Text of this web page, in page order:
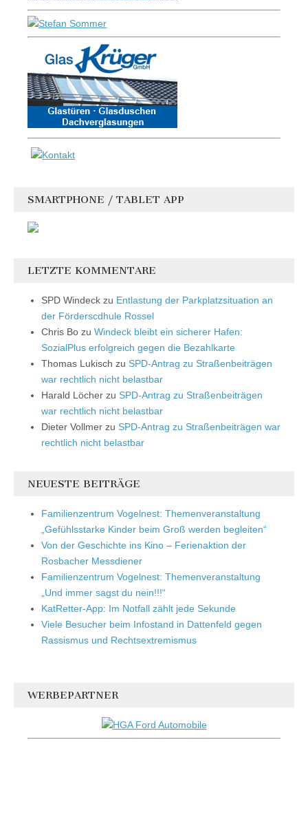
SMARTPHONE / TABLET APP
LETZTE KOMMENTARE
SPD Windeck zu Entlastung der Parkplatzsituation an
der Förderscdhule Rossel
Chris Bo zu Windeck bleibt ein sicherer Hafen:
SozialPlus erfolgreich gegen die Bezahlkarte
Thomas Lukisch zu SPD-Antrag zu Straßenbeiträgen
war rechtlich nicht belastbar
Harald Löcher zu SPD-Antrag zu Straßenbeiträgen
war rechtlich nicht belastbar
Dieter Vollmer zu SPD-Antrag zu Straßenbeiträgen war
rechtlich nicht belastbar
NEUESTE BEITRÄGE
Familienzentrum Vogelnest: Themenveranstaltung
„Gefühlsstarke Kinder beim Groß werden begleiten“
Von der Geschichte ins Kino – Ferienaktion der
Rosbacher Messdiener
Familienzentrum Vogelnest: Themenveranstaltung
„Und immer sagst du nein!!!“
KatRetter-App: Im Notfall zählt jede Sekunde
Viele Besucher beim Infostand in Dattenfeld gegen
Rassismus und Rechtsextremismus
WERBEPARTNER